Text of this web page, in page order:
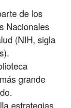
de los
Nacionales
(NIH, sigla
grande
estrategias